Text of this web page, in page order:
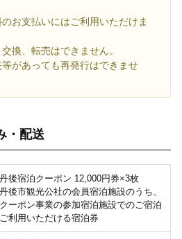
のお支払いにはご利用いただけま
換、転売はできません。
等があっても再発行はできませ
・配送
後宿泊クーポン 12,000円券×3枚
後市観光公社の会員宿泊施設のうち、
ーポン事業の参加宿泊施設でのご宿泊
利用いただける宿泊券